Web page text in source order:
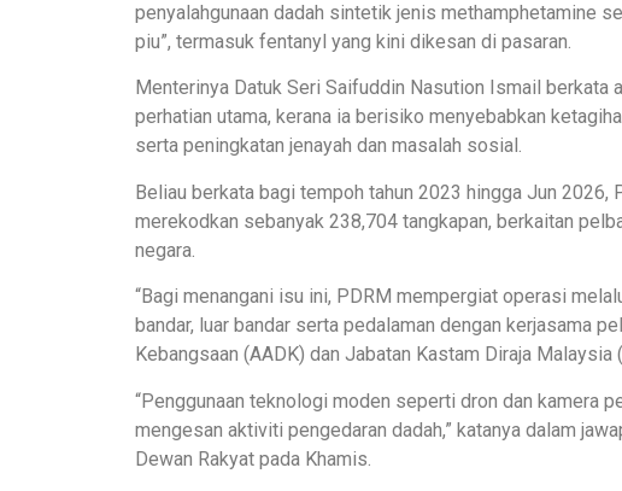
penyalahgunaan dadah sintetik jenis methamphetamine
piu”, termasuk fentanyl yang kini dikesan di pasaran.
Menterinya Datuk Seri Saifuddin Nasution Ismail berkata
perhatian utama, kerana ia berisiko menyebabkan
serta peningkatan jenayah dan masalah sosial.
Beliau berkata bagi tempoh tahun 2023 hingga Jun 2026,
merekodkan sebanyak 238,704 tangkapan, berkaitan
negara.
“Bagi menangani isu ini, PDRM mempergiat operasi
bandar, luar bandar serta pedalaman dengan kerjasama
Kebangsaan (AADK) dan Jabatan Kastam Diraja Malaysia
“Penggunaan teknologi moden seperti dron dan kamera
mengesan aktiviti pengedaran dadah,” katanya dalam
Dewan Rakyat pada Khamis.